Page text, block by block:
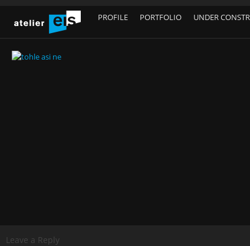
PROFILE PORTFOLIO UNDER
Leave a Reply